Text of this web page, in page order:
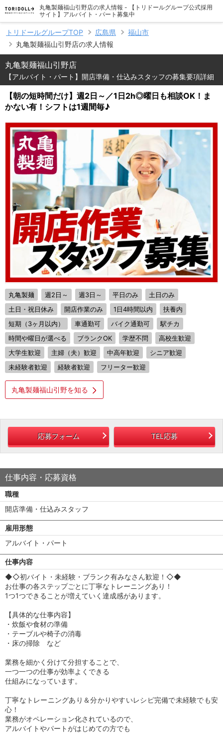
丸亀製麺福山引野店の求人情報 - 【トリドールグループ公式採用
サイト】アルバイト・パート募集中
トリドールグループTOP 広島県
福山市
丸亀製麺福山引野店の求人情報
丸亀製麺福山引野店
【アルバイト・パート】開店準備・仕込みスタッフの募集要項詳細
【朝の短時間だけ】週2日～／1日2h◎曜日も相談OK！ま
かない有！シフトは1週間毎♪
丸亀製麺 週2日～ 週3日～ 平日のみ
土日のみ
土日・祝日休み
開店作業のみ 1日4時間以内
扶養内
短期（3ヶ月以内）
車通勤可 バイク通勤可
駅チカ
時間や曜日が選べる
ブランクOK 学歴不問
高校生歓迎
大学生歓迎
主婦（夫）歓迎 中高年歓迎
シニア歓迎
未経験者歓迎
経験者歓迎 フリーター歓迎
丸亀製麺福山引野を知る
応募フォーム TEL応募
仕事内容・応募資格
職種
開店準備・仕込みスタッフ
雇用形態
アルバイト・パート
仕事内容
◆◇初バイト・未経験・ブランク有みなさん歓迎！◇◆
お仕事の各ステップごとに丁寧なトレーニングあり！
1つ1つできることが増えていく達成感があります。
【具体的な仕事内容】
・炊飯や食材の準備
・テーブルや椅子の消毒
・床の掃除 など
業務を細かく分けて分担することで、
一つ一つの仕事が効率よくできる
仕組みになっています。
丁寧なトレーニングあり＆分かりやすいレシピ完備で未経験でも安
心！
業務がオペレーション化されているので、
アルバイトやパートがはじめての方でも